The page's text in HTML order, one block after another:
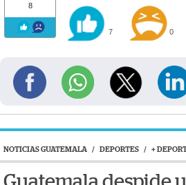
8
7 0
NOTICIAS GUATEMALA / DEPORTES / +